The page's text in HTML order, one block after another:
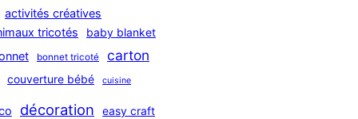
activités créatives
tricotés baby blanket
bonnet tricoté carton
couverture bébé cuisine
décoration easy craft